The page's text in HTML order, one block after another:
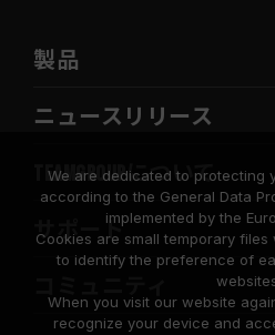
製品
ニュースリリース
TEAMGROUPについて
サポート
We are dedicated to protecting
according to the General Data
implemented by the
Cookies are small temporary
to identify the preference of
When you visit our website
recognize your device and